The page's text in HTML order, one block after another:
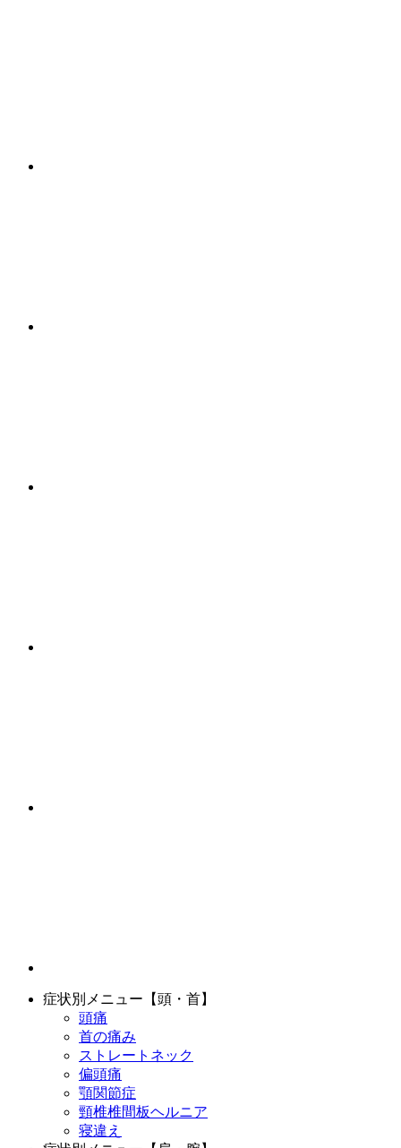
症状別メニュー【頭・首】
頭痛
首の痛み
ストレートネック
偏頭痛
顎関節症
頸椎椎間板ヘルニア
寝違え